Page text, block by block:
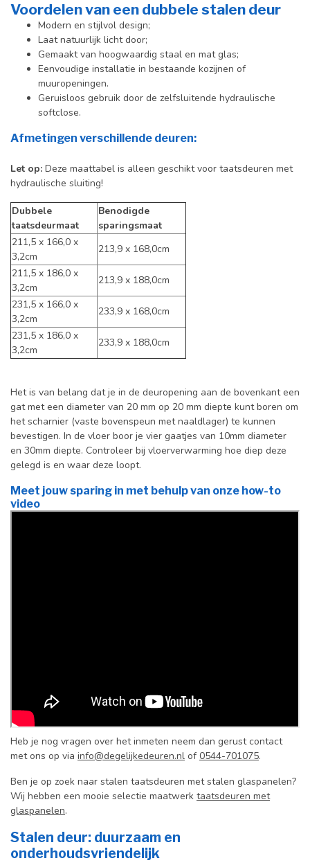
Voordelen van een dubbele stalen deur
Modern en stijlvol design;
Laat natuurlijk licht door;
Gemaakt van hoogwaardig staal en mat glas;
Eenvoudige installatie in bestaande kozijnen of
muuropeningen.
Geruisloos gebruik door de zelfsluitende hydraulische
softclose.
Afmetingen verschillende deuren:
Let op: Deze maattabel is alleen geschikt voor taatsdeuren met
hydraulische sluiting!
Dubbele
taatsdeurmaat
Benodigde
sparingsmaat
211,5 x 166,0 x
3,2cm
213,9 x 168,0cm
211,5 x 186,0 x
3,2cm
213,9 x 188,0cm
231,5 x 166,0 x
3,2cm
233,9 x 168,0cm
231,5 x 186,0 x
3,2cm
233,9 x 188,0cm
Het is van belang dat je in de deuropening aan de bovenkant een
gat met een diameter van 20 mm op 20 mm diepte kunt boren om
het scharnier (vaste bovenspeun met naaldlager) te kunnen
bevestigen. In de vloer boor je vier gaatjes van 10mm diameter
en 30mm diepte. Controleer bij vloerverwarming hoe diep deze
gelegd is en waar deze loopt.
Meet jouw sparing in met behulp van onze how-to
video
Heb je nog vragen over het inmeten neem dan gerust contact
met ons op via info@degelijkedeuren.nl of0544-701075.
Ben je op zoek naar stalen taatsdeuren met stalen glaspanelen?
Wij hebben een mooie selectie maatwerk taatsdeuren met
glaspanelen.
Stalen deur: duurzaam en
onderhoudsvriendelijk